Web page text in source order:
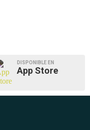
DISPONIBLE EN
App Store